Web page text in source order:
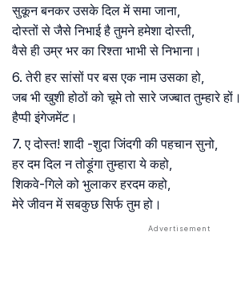
सुकून बनकर उसके दिल में समा जाना,
दोस्तों से जैसे निभाई है तुमने हमेशा दोस्ती,
वैसे ही उम्र भर का रिश्ता भाभी से निभाना।
6. तेरी हर सांसों पर बस एक नाम उसका हो,
जब भी खुशी होठों को चूमे तो सारे जज्बात तुम्हारे हों।
हैप्पी इंगेजमेंट।
7. ए दोस्त! शादी -शुदा जिंदगी की पहचान सुनो,
हर दम दिल न तोड़ूंगा तुम्हारा ये कहो,
शिकवे-गिले को भुलाकर हरदम कहो,
मेरे जीवन में सबकुछ सिर्फ तुम हो।